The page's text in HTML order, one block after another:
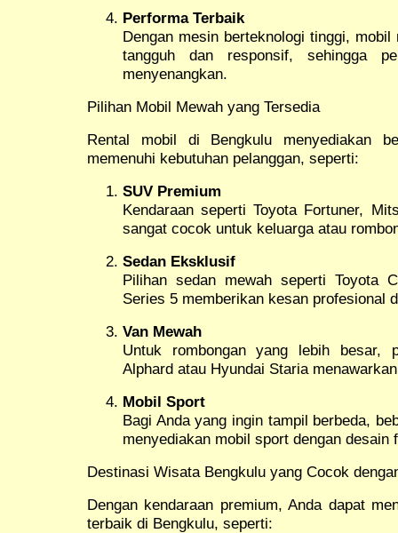
Performa Terbaik
Dengan mesin berteknologi tinggi,
tangguh dan responsif, sehingga
menyenangkan.
Pilihan Mobil Mewah yang Tersedia
Rental mobil di Bengkulu menyediakan
memenuhi kebutuhan pelanggan, seperti:
SUV Premium
Kendaraan seperti Toyota Fortuner,
sangat cocok untuk keluarga atau
Sedan Eksklusif
Pilihan sedan mewah seperti Toyota
Series 5 memberikan kesan profesional
Van Mewah
Untuk rombongan yang lebih besar,
Alphard atau Hyundai Staria
Mobil Sport
Bagi Anda yang ingin tampil berbeda,
menyediakan mobil sport dengan
Destinasi Wisata Bengkulu yang Cocok
Dengan kendaraan premium, Anda dapat
terbaik di Bengkulu, seperti: